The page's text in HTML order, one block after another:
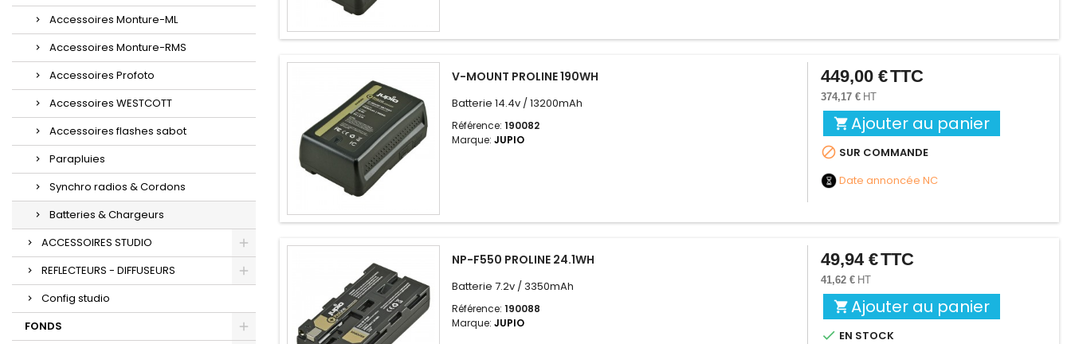
Accessoires Monture-ML
Accessoires Monture-RMS
Accessoires Profoto
Accessoires WESTCOTT
Accessoires flashes sabot
Parapluies
Synchro radios & Cordons
Batteries & Chargeurs
ACCESSOIRES STUDIO
REFLECTEURS - DIFFUSEURS
Config studio
FONDS
V-MOUNT PROLINE 190WH
Batterie 14.4v / 13200mAh
Référence: 190082
Marque: JUPIO
Prix
449,00 €TTC
374,17 € HT
 Ajouter au panier
 SUR COMMANDE
Date annoncée NC
NP-F550 PROLINE 24.1WH
Batterie 7.2v / 3350mAh
Référence: 190088
Marque: JUPIO
Prix
49,94 €TTC
41,62 € HT
 Ajouter au panier
 EN STOCK